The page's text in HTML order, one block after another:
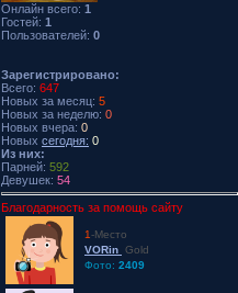
Онлайн всего: 1
Гостей: 1
Пользователей: 0
Зарегистрировано:
Всего: 647
Новых за месяц: 5
Новых за неделю: 0
Новых вчера: 0
Новых сегодня: 0
Из них:
Парней: 592
Девушек: 54
Благодарность за помощь сайту
1-Место
VORin Gold
Фото: 2409